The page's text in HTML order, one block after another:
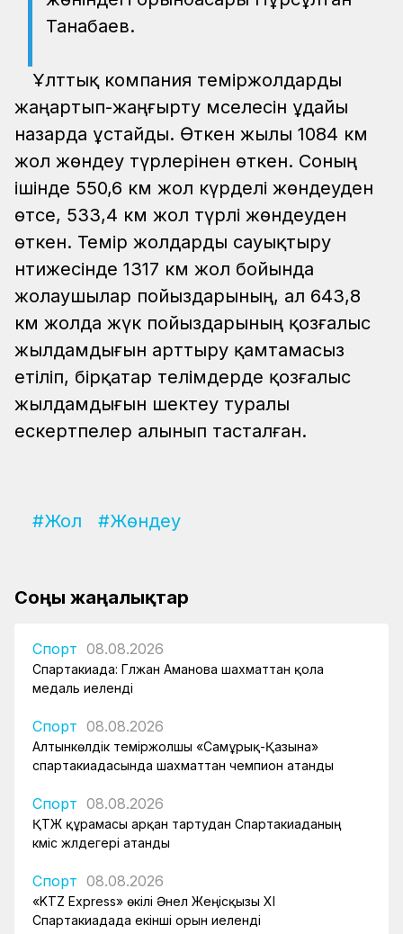
Танабаев.
Ұлттық компания теміржолдарды
жаңартып-жаңғырту мәселесін ұдайы
назарда ұстайды. Өткен жылы 1084 км
жол жөндеу түрлерінен өткен. Соның
ішінде 550,6 км жол күрделі жөндеуден
өтсе, 533,4 км жол түрлі жөндеуден
өткен. Темір жолдарды сауықтыру
нәтижесінде 1317 км жол бойында
жолаушылар пойыздарының, ал 643,8
км жолда жүк пойыздарының қозғалыс
жылдамдығын арттыру қамтамасыз
етіліп, бірқатар телімдерде қозғалыс
жылдамдығын шектеу туралы
ескертпелер алынып тасталған.
#Жол #Жөндеу
Соңғы жаңалықтар
Спорт 08.08.2026
Спартакиада: Гүлжан Аманова шахматтан қола
медаль иеленді
Спорт 08.08.2026
Алтынкөлдік теміржолшы «Самұрық-Қазына»
спартакиадасында шахматтан чемпион атанды
Спорт 08.08.2026
ҚТЖ құрамасы арқан тартудан Спартакиаданың
күміс жүлдегері атанды
Спорт 08.08.2026
«KTZ Express» өкілі Әнел Жеңісқызы XI
Спартакиадада екінші орын иеленді